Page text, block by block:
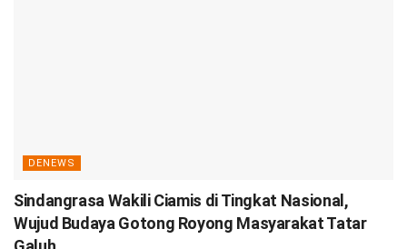
DENEWS
Sindangrasa Wakili Ciamis di Tingkat Nasional,
Wujud Budaya Gotong Royong Masyarakat Tatar